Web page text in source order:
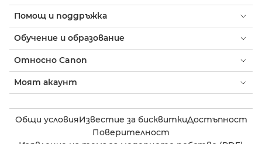
Помощ и поддръжка
Обучение и образование
Относно Canon
Моят акаунт
Общи условияИзвестие за бисквиткиДостъпност
Поверителност